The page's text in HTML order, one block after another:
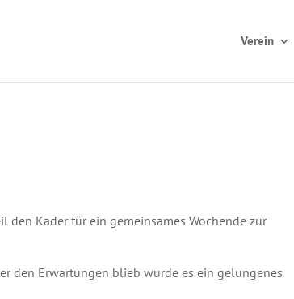
Verein
den Kader für ein gemeinsames Wochende zur
den Erwartungen blieb wurde es ein gelungenes